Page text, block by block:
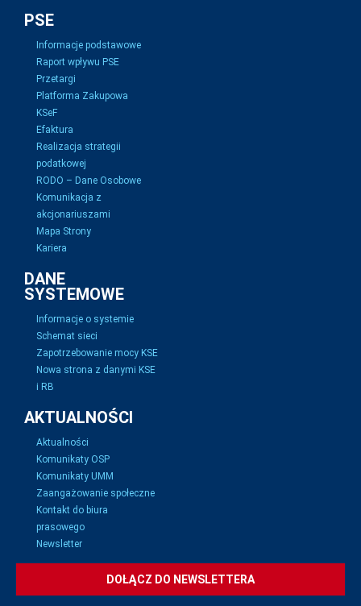
PSE
Informacje podstawowe
Raport wpływu PSE
Przetargi
Platforma Zakupowa
KSeF
Efaktura
Realizacja strategii
podatkowej
RODO – Dane Osobowe
Komunikacja z
akcjonariuszami
Mapa Strony
Kariera
DANE
SYSTEMOWE
Informacje o systemie
Schemat sieci
Zapotrzebowanie mocy KSE
Nowa strona z danymi KSE
i RB
AKTUALNOŚCI
Aktualności
Komunikaty OSP
Komunikaty UMM
Zaangażowanie społeczne
Kontakt do biura
prasowego
Newsletter
DOŁĄCZ DO NEWSLETTERA